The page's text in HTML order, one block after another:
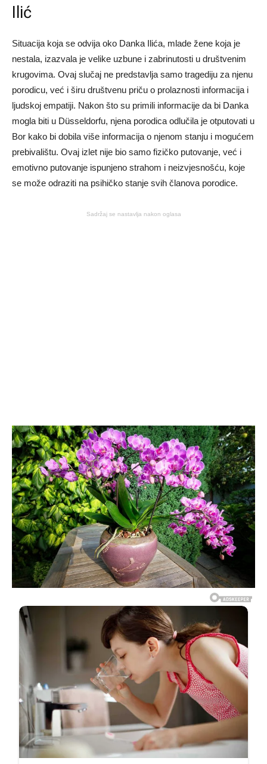
Ilić
Situacija koja se odvija oko Danka Ilića, mlade žene koja je
nestala, izazvala je velike uzbune i zabrinutosti u društvenim
krugovima. Ovaj slučaj ne predstavlja samo tragediju za njenu
porodicu, već i širu društvenu priču o prolaznosti informacija i
ljudskoj empatiji. Nakon što su primili informacije da bi Danka
mogla biti u Düsseldorfu, njena porodica odlučila je otputovati u
Bor kako bi dobila više informacija o njenom stanju i mogućem
prebivalištu. Ovaj izlet nije bio samo fizičko putovanje, već i
emotivno putovanje ispunjeno strahom i neizvjesnošću, koje
se može odraziti na psihičko stanje svih članova porodice.
Sadržaj se nastavlja nakon oglasa